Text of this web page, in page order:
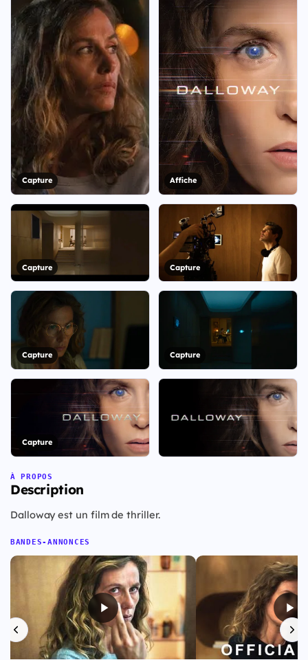
Capture Affiche
Capture Capture
Capture Capture
Capture
À PROPOS
Description
Dalloway est un film de thriller.
BANDES-ANNONCES